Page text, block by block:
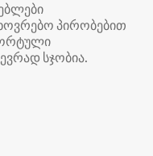
პირობებით
სჯობია.